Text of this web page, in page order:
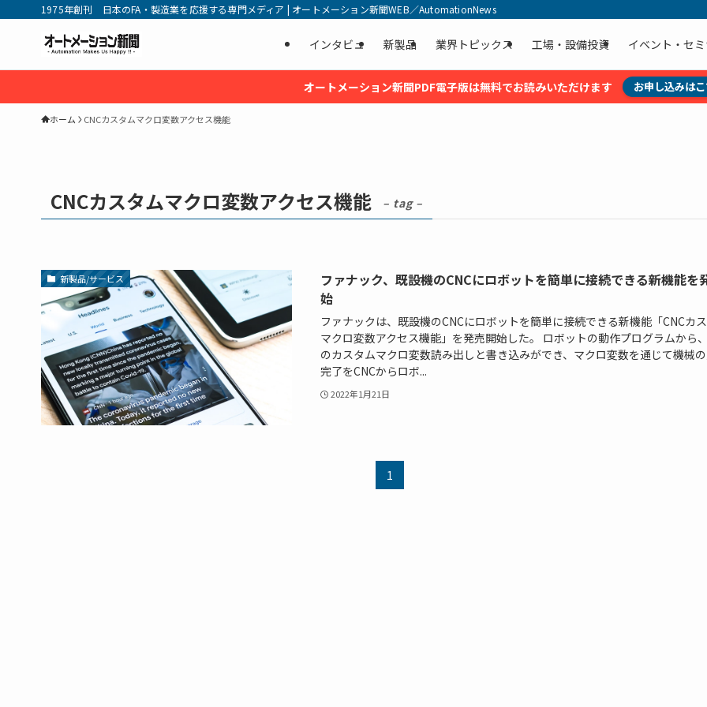
1975年創刊 日本のFA・製造業を応援する専門メディア | オートメーション新聞WEB／AutomationNews
インタビュ 新製品 業界トピックス 工場・設備投資 イベント・セ
オートメーション新聞PDF電子版は無料でお読みいただけます お申し込みは
ホーム CNCカスタムマクロ変数アクセス機能
CNCカスタムマクロ変数アクセス機能 – tag –
新製品/サービス
ファナック、既設機のCNCにロボットを簡単に接続できる新機能を
始
ファナックは、既設機のCNCにロボットを簡単に接続できる新機能「CNCカ
マクロ変数アクセス機能」を発売開始した。 ロボットの動作プログラムから
のカスタムマクロ変数読み出しと書き込みができ、マクロ変数を通じて機械
完了をCNCからロボ...
2022年1月21日
1